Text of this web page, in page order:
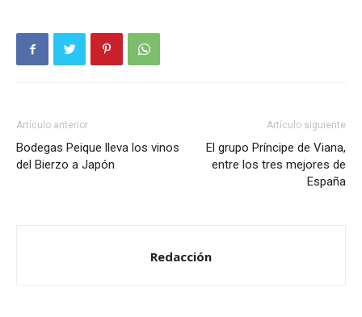
Artículo anterior
Bodegas Peique lleva los vinos
del Bierzo a Japón
Artículo siguiente
El grupo Príncipe de Viana,
entre los tres mejores de
España
Redacción